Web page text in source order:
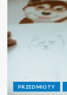
PRZEDMIOTY